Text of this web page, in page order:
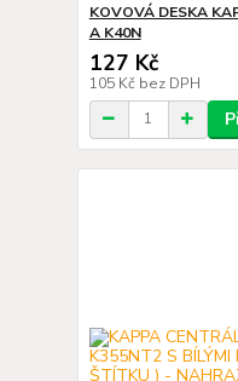
KOVOVÁ DESKA
A K40N
127 Kč
105 Kč bez DPH